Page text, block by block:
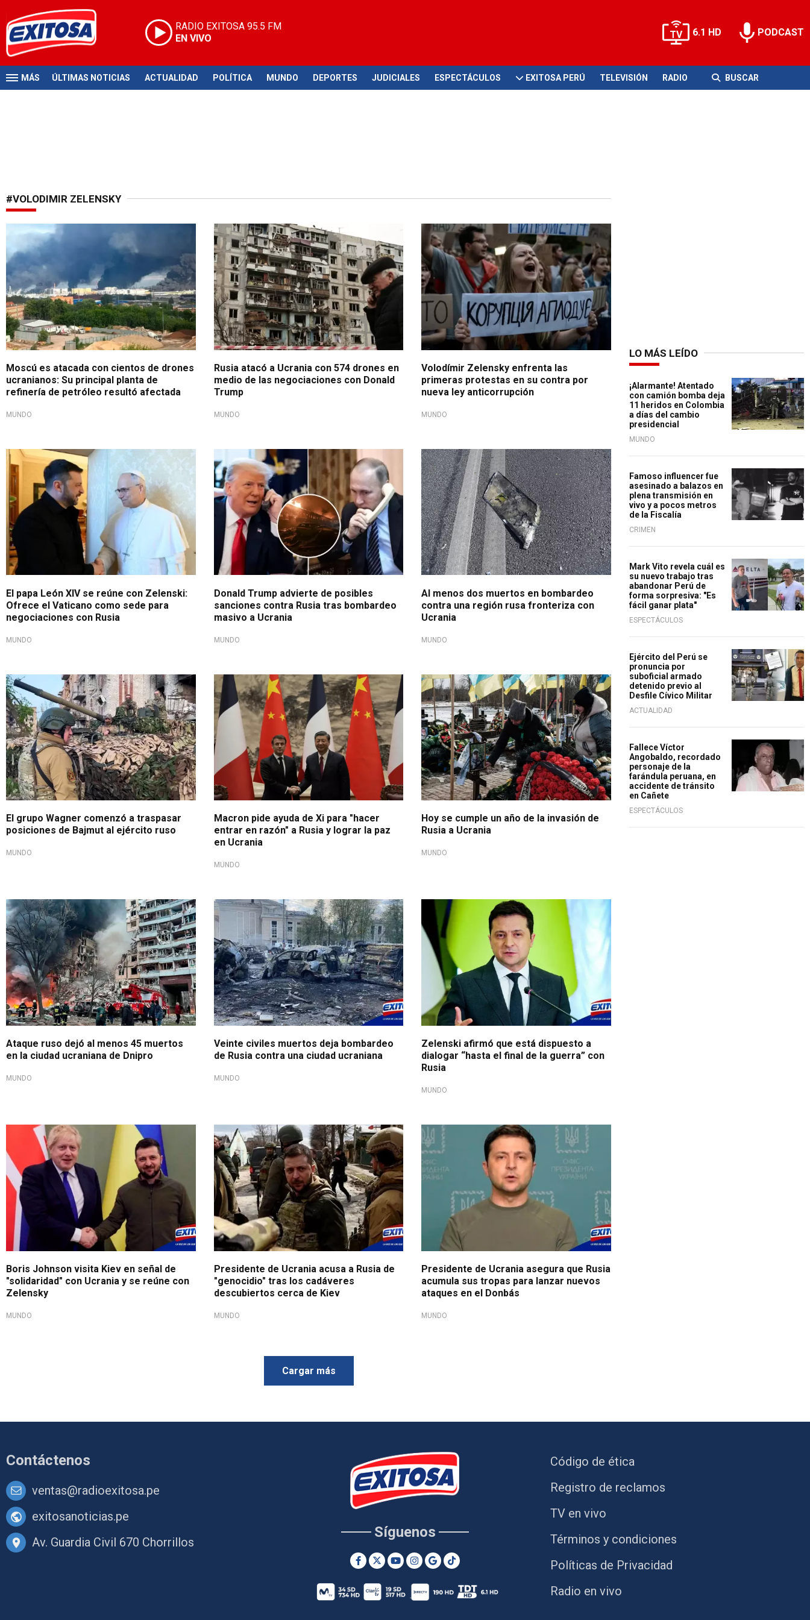
RADIO EXITOSA 95.5 FM
EN VIVO
6.1 HD PODCAST
MÁS ÚLTIMAS NOTICIAS ACTUALIDAD POLÍTICA MUNDO DEPORTES JUDICIALES ESPECTÁCULOS EXITOSA PERÚ TELEVISIÓN RADIO BUSCAR
#VOLODIMIR ZELENSKY
Zelensky se adjudica ataque
Moscú es atacada con cientos de drones
ucranianos: Su principal planta de
refinería de petróleo resultó afectada
MUNDO
Constantes ataques
Rusia atacó a Ucrania con 574 drones en
medio de las negociaciones con Donald
Trump
MUNDO
Ciudadanos en contra
Volodímir Zelensky enfrenta las
primeras protestas en su contra por
nueva ley anticorrupción
MUNDO
Todo por la paz
El papa León XIV se reúne con Zelenski:
Ofrece el Vaticano como sede para
negociaciones con Rusia
MUNDO
Rusia vs. Ucrania
Donald Trump advierte de posibles
sanciones contra Rusia tras bombardeo
masivo a Ucrania
MUNDO
Rusia
Al menos dos muertos en bombardeo
contra una región rusa fronteriza con
Ucrania
MUNDO
Guerra Rusia-Ucrania
El grupo Wagner comenzó a traspasar
posiciones de Bajmut al ejército ruso
MUNDO
Objetivo era mediación
Macron pide ayuda de Xi para "hacer
entrar en razón" a Rusia y lograr la paz
en Ucrania
MUNDO
Guerra en Europa
Hoy se cumple un año de la invasión de
Rusia a Ucrania
MUNDO
Guerra Rusia - Ucrania
Ataque ruso dejó al menos 45 muertos
en la ciudad ucraniana de Dnipro
MUNDO
Veinte civiles muertos deja bombardeo
de Rusia contra una ciudad ucraniana
MUNDO
Zelenski afirmó que está dispuesto a
dialogar “hasta el final de la guerra” con
Rusia
MUNDO
Boris Johnson visita Kiev en señal de
"solidaridad" con Ucrania y se reúne con
Zelensky
MUNDO
Presidente de Ucrania acusa a Rusia de
"genocidio" tras los cadáveres
descubiertos cerca de Kiev
MUNDO
Presidente de Ucrania asegura que Rusia
acumula sus tropas para lanzar nuevos
ataques en el Donbás
MUNDO
Cargar más
LO MÁS LEÍDO
¡Alarmante! Atentado
con camión bomba deja
11 heridos en Colombia
a días del cambio
presidencial
MUNDO
Famoso influencer fue
asesinado a balazos en
plena transmisión en
vivo y a pocos metros
de la Fiscalía
CRIMEN
Mark Vito revela cuál es
su nuevo trabajo tras
abandonar Perú de
forma sorpresiva: "Es
fácil ganar plata"
ESPECTÁCULOS
Ejército del Perú se
pronuncia por
suboficial armado
detenido previo al
Desfile Cívico Militar
ACTUALIDAD
Fallece Víctor
Angobaldo, recordado
personaje de la
farándula peruana, en
accidente de tránsito
en Cañete
ESPECTÁCULOS
Contáctenos
ventas@radioexitosa.pe
exitosanoticias.pe
Av. Guardia Civil 670 Chorrillos
Síguenos
Código de ética
Registro de reclamos
TV en vivo
Términos y condiciones
Políticas de Privacidad
Radio en vivo